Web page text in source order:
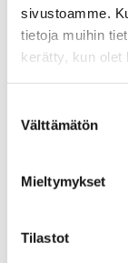
sivustoamme.
tietoja muihin
kerätty, kun olet
valinta
Välttämätön
Mieltymykset
Tilastot
Max [C]
Käyttölämpötila
Avaimenkuva 1
Setrifikaatti Logot
Halkasija